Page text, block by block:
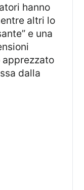
hanno
altri lo
e una
dalla